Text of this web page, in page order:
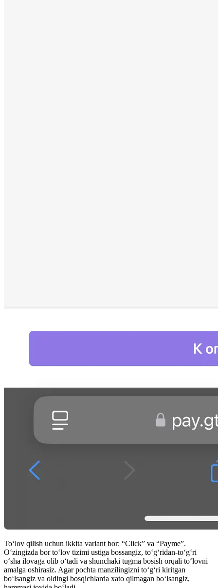
Toʻlov qilish uchun ikkita variant bor: “Click” va “Payme”.
Oʻzingizda bor toʻlov tizimi ustiga bossangiz, toʻgʻridan-toʻgʻri
oʻsha ilovaga olib oʻtadi va shunchaki tugma bosish orqali toʻlovni
amalga oshirasiz. Agar pochta manzilingizni toʻgʻri kiritgan
boʻlsangiz va oldingi bosqichlarda xato qilmagan boʻlsangiz,